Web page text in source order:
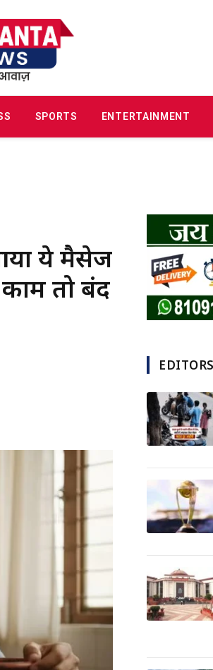
SPORTS ENTERTAINMENT
ये मैसेज
तो बंद